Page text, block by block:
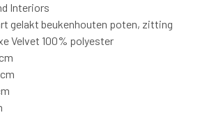
Interiors
gelakt beukenhouten poten, zitting
Velvet 100% polyester